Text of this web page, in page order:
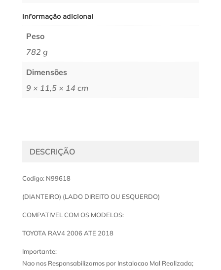
Informação adicional
Peso
782 g
Dimensões
9 × 11,5 × 14 cm
DESCRIÇÃO
Codigo: N99618
(DIANTEIRO) (LADO DIREITO OU ESQUERDO)
COMPATIVEL COM OS MODELOS:
TOYOTA RAV4 2006 ATE 2018
Importante:
Nao nos Responsabilizamos por Instalacao Mal Realizada;